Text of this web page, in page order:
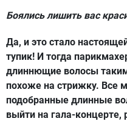
Боялись лишить вас
Да, и это стало
тупик! И тогда
длиннющие волосы
похоже на стрижку. Все
подобранные длинные
выйти на гала-концерте,